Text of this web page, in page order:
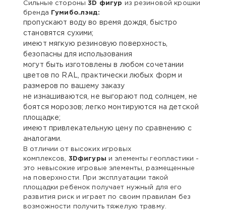
Сильные стороны3D фигур
из резиновой крошки
бренда Гумибо.лэнд:
пропускают воду во время дождя, быстро
становятся сухими;
имеют мягкую резиновую поверхность,
безопасны для использования
могут быть изготовлены в любом сочетании
цветов по RAL, практически любых форм и
размеров по вашему заказу
не изнашиваются, не выгорают под солнцем, не
боятся морозов; легко монтируются на детской
площадке;
имеют привлекательную цену по сравнению с
аналогами.
В отличии от высоких игровых
комплексов, 3Dфигуры и элементы геопластики -
это невысокие игровые элементы, размещенные
на поверхности. При эксплуатации такой
площадки ребенок получает нужный для его
развития риск и играет по своим правилам без
возможности получить тяжелую травму.